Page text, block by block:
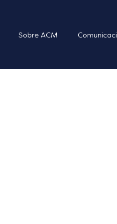
Sobre ACM